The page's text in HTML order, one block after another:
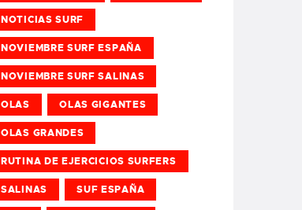
NOTICIAS SURF
NOVIEMBRE SURF ESPAÑA
NOVIEMBRE SURF SALINAS
OLAS OLAS GIGANTES
OLAS GRANDES
RUTINA DE EJERCICIOS SURFERS
SALINAS SUF ESPAÑA